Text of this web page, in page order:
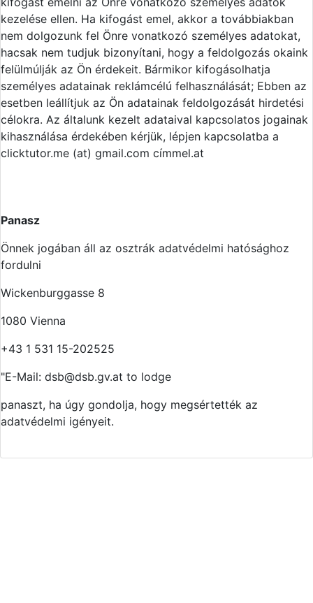
kezelése ellen. Ha kifogást emel, akkor a továbbiakban
nem dolgozunk fel Önre vonatkozó személyes adatokat,
hacsak nem tudjuk bizonyítani, hogy a feldolgozás okaink
felülmúlják az Ön érdekeit. Bármikor kifogásolhatja
személyes adatainak reklámcélú felhasználását; Ebben az
esetben leállítjuk az Ön adatainak feldolgozását hirdetési
célokra. Az általunk kezelt adataival kapcsolatos jogainak
kihasználása érdekében kérjük, lépjen kapcsolatba a
clicktutor.me (at) gmail.com címmel.at
Panasz
Önnek jogában áll az osztrák adatvédelmi hatósághoz
fordulni
Wickenburggasse 8
1080 Vienna
+43 1 531 15-202525
"E-Mail: dsb@dsb.gv.at to lodge
panaszt, ha úgy gondolja, hogy megsértették az
adatvédelmi igényeit.